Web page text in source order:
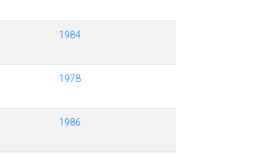
1984
1978
1986